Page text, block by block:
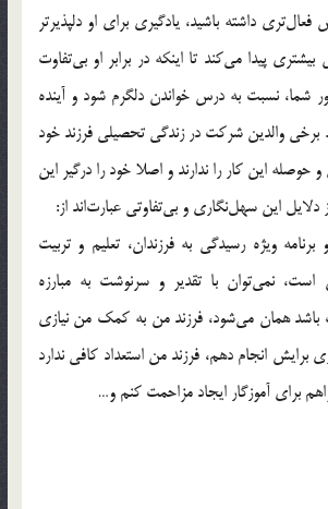
داشته باشيد، يادگيري براي او دلپذيرتر
پيدا مي‌کند تا اينکه در برابر او بي‌تفاوت
شما، نسبت به درس خواندن دلگرم شود و آينده
برخي والدين شرکت در زندگي تحصيلي فرزند خود
اين کار را ندارند و اصلا خود را درگير اين
اين سهل‌نگاري و بي‌تفاوتي عبارت‌اند از:
ويژه رسيدگي به فرزندان، تعليم و تربيت
نمي‌توان با تقدير و سرنوشت به مبارزه
همان مي‌شود، فرزند من به کمک من نيازي
برايش انجام دهم، فرزند من استعداد کافي ندارد
براي آموزگار ايجاد مزاحمت کنم و…